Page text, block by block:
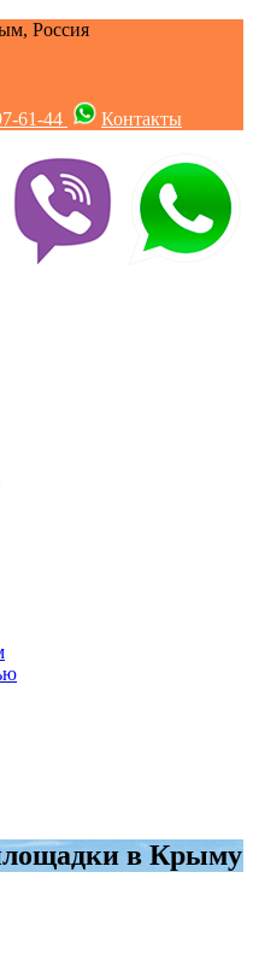
Россия
61-44 Контакты
в Крыму